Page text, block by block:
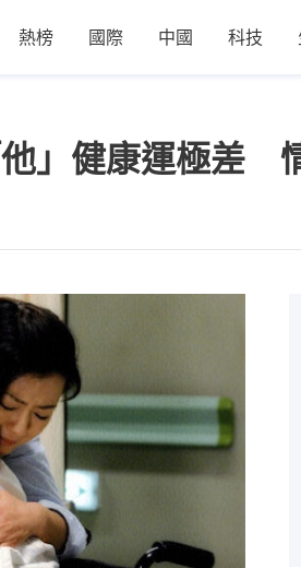
熱榜 國際 中國 科技
」健康運極差